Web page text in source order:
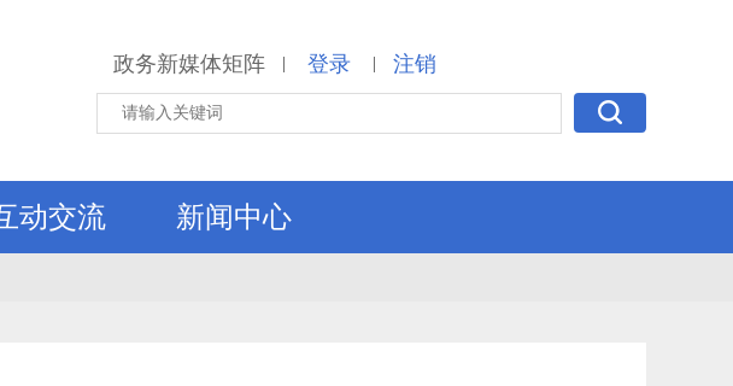
政务新媒体矩阵 | 登录 | 注销
动交流 新闻中心